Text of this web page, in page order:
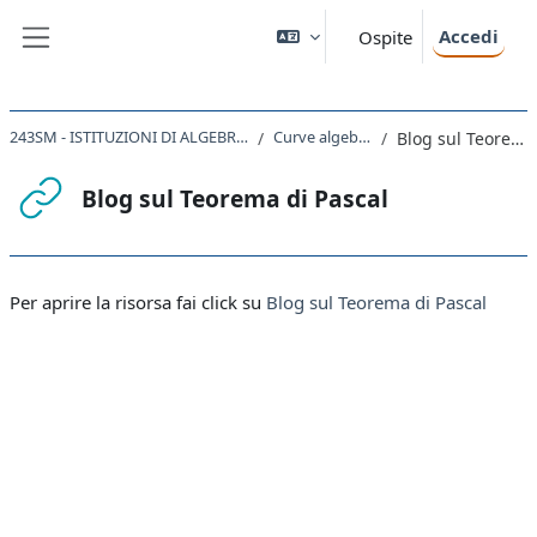
Ospite Accedi
243SM - ISTITUZIONI DI ALGEBRA E GEOMETRIA 2023 Curve algebriche piane Blog sul Teorema di Pascal
Blog sul Teorema di Pascal
Per aprire la risorsa fai click su Blog sul Teorema di Pascal